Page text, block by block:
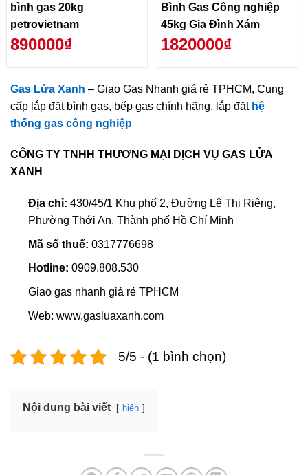
bình gas 20kg
petrovietnam
890000₫
Bình Gas Công nghiệp
45kg Gia Đình Xám
1820000₫
Gas Lửa Xanh – Giao Gas Nhanh giá rẻ TPHCM, Cung
cấp lắp đặt bình gas, bếp gas chính hãng, lắp đặt hệ
thống gas công nghiệp
CÔNG TY TNHH THƯƠNG MẠI DỊCH VỤ GAS LỬA
XANH
Địa chỉ: 430/45/1 Khu phố 2, Đường Lê Thị Riêng,
Phường Thới An, Thành phố Hồ Chí Minh
Mã số thuế: 0317776698
Hotline: 0909.808.530
Giao gas nhanh giá rẻ TPHCM
Web: www.gasluaxanh.com
5/5 - (1 bình chọn)
Nội dung bài viết hiện